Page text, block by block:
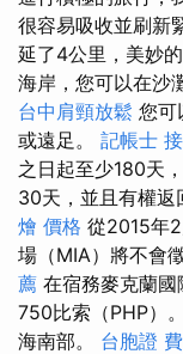
很容易吸收並刷新
延了4公里，美妙
海岸，您可以在沙
台中肩頸放鬆 您可
或遠足。 記帳士
之日起至少180天
30天，並且有權返
燴 價格 從2015年
場（MIA）將不會
薦 在宿務麥克蘭
750比索（PHP）
海南部。 台胞證